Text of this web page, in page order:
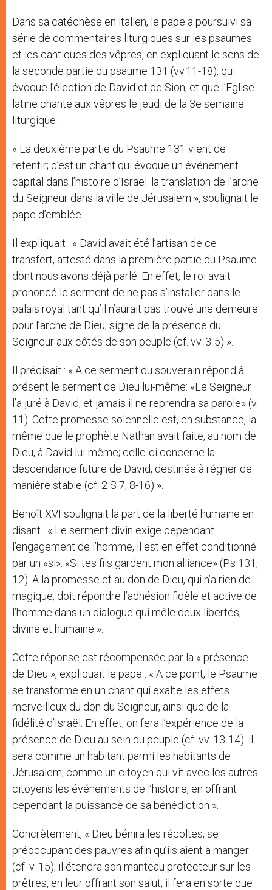
Dans sa catéchèse en italien, le pape a poursuivi sa
série de commentaires liturgiques sur les psaumes
et les cantiques des vêpres, en expliquant le sens de
la seconde partie du psaume 131 (vv.11-18), qui
évoque l’élection de David et de Sion, et que l’Eglise
latine chante aux vêpres le jeudi de la 3e semaine
liturgique .
« La deuxième partie du Psaume 131 vient de
retentir; c’est un chant qui évoque un événement
capital dans l’histoire d’Israël: la translation de l’arche
du Seigneur dans la ville de Jérusalem », soulignait le
pape d’emblée.
Il expliquait : « David avait été l’artisan de ce
transfert, attesté dans la première partie du Psaume
dont nous avons déjà parlé. En effet, le roi avait
prononcé le serment de ne pas s’installer dans le
palais royal tant qu’il n’aurait pas trouvé une demeure
pour l’arche de Dieu, signe de la présence du
Seigneur aux côtés de son peuple (cf. vv. 3-5) ».
Il précisait : « A ce serment du souverain répond à
présent le serment de Dieu lui-même: «Le Seigneur
l’a juré à David, et jamais il ne reprendra sa parole» (v.
11). Cette promesse solennelle est, en substance, la
même que le prophète Nathan avait faite, au nom de
Dieu, à David lui-même; celle-ci concerne la
descendance future de David, destinée à régner de
manière stable (cf. 2 S 7, 8-16) ».
Benoît XVI soulignait la part de la liberté humaine en
disant : « Le serment divin exige cependant
l’engagement de l’homme, il est en effet conditionné
par un «si»: «Si tes fils gardent mon alliance» (Ps 131,
12). A la promesse et au don de Dieu, qui n’a rien de
magique, doit répondre l’adhésion fidèle et active de
l’homme dans un dialogue qui mêle deux libertés,
divine et humaine ».
Cette réponse est récompensée par la « présence
de Dieu », expliquait le pape : « A ce point, le Psaume
se transforme en un chant qui exalte les effets
merveilleux du don du Seigneur, ainsi que de la
fidélité d’Israël. En effet, on fera l’expérience de la
présence de Dieu au sein du peuple (cf. vv. 13-14): il
sera comme un habitant parmi les habitants de
Jérusalem, comme un citoyen qui vit avec les autres
citoyens les événements de l’histoire, en offrant
cependant la puissance de sa bénédiction ».
Concrètement, « Dieu bénira les récoltes, se
préoccupant des pauvres afin qu’ils aient à manger
(cf. v. 15); il étendra son manteau protecteur sur les
prêtres, en leur offrant son salut; il fera en sorte que